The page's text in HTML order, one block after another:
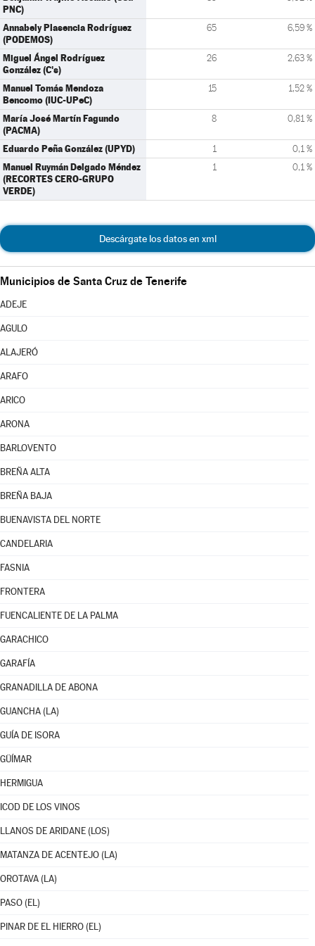
PNC)
Annabely Plasencia Rodríguez
(PODEMOS)
65 6,59 %
Miguel Ángel Rodríguez
González (C's)
26 2,63 %
Manuel Tomás Mendoza
Bencomo (IUC-UPeC)
15 1,52 %
María José Martín Fagundo
(PACMA)
8 0,81 %
Eduardo Peña González (UPYD) 1 0,1 %
Manuel Ruymán Delgado Méndez
(RECORTES CERO-GRUPO
VERDE)
1 0,1 %
Descárgate los datos en xml
Municipios de Santa Cruz de Tenerife
ADEJE
AGULO
ALAJERÓ
ARAFO
ARICO
ARONA
BARLOVENTO
BREÑA ALTA
BREÑA BAJA
BUENAVISTA DEL NORTE
CANDELARIA
FASNIA
FRONTERA
FUENCALIENTE DE LA PALMA
GARACHICO
GARAFÍA
GRANADILLA DE ABONA
GUANCHA (LA)
GUÍA DE ISORA
GÜÍMAR
HERMIGUA
ICOD DE LOS VINOS
LLANOS DE ARIDANE (LOS)
MATANZA DE ACENTEJO (LA)
OROTAVA (LA)
PASO (EL)
PINAR DE EL HIERRO (EL)